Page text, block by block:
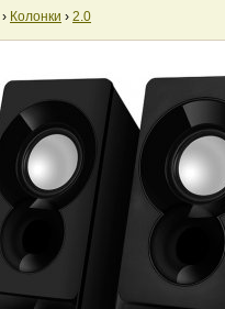
› Колонки › 2.0